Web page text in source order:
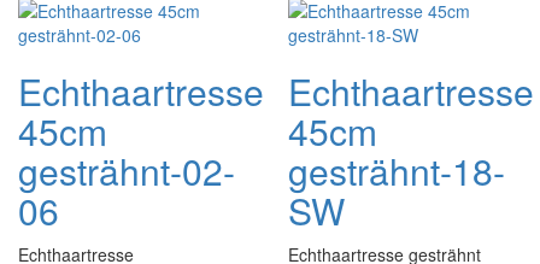
Echthaartresse
45cm
gesträhnt-02-
06
Echthaartresse
Echthaartresse
45cm
gesträhnt-18-
SW
Echthaartresse gesträhnt